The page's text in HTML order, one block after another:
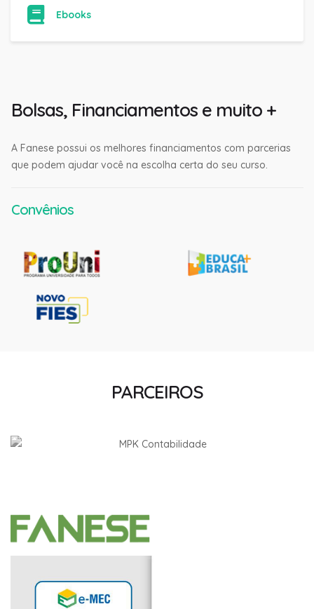
Ebooks
Bolsas, Financiamentos e muito +
A Fanese possui os melhores financiamentos com parcerias
que podem ajudar você na escolha certa do seu curso.
Convênios
PARCEIROS